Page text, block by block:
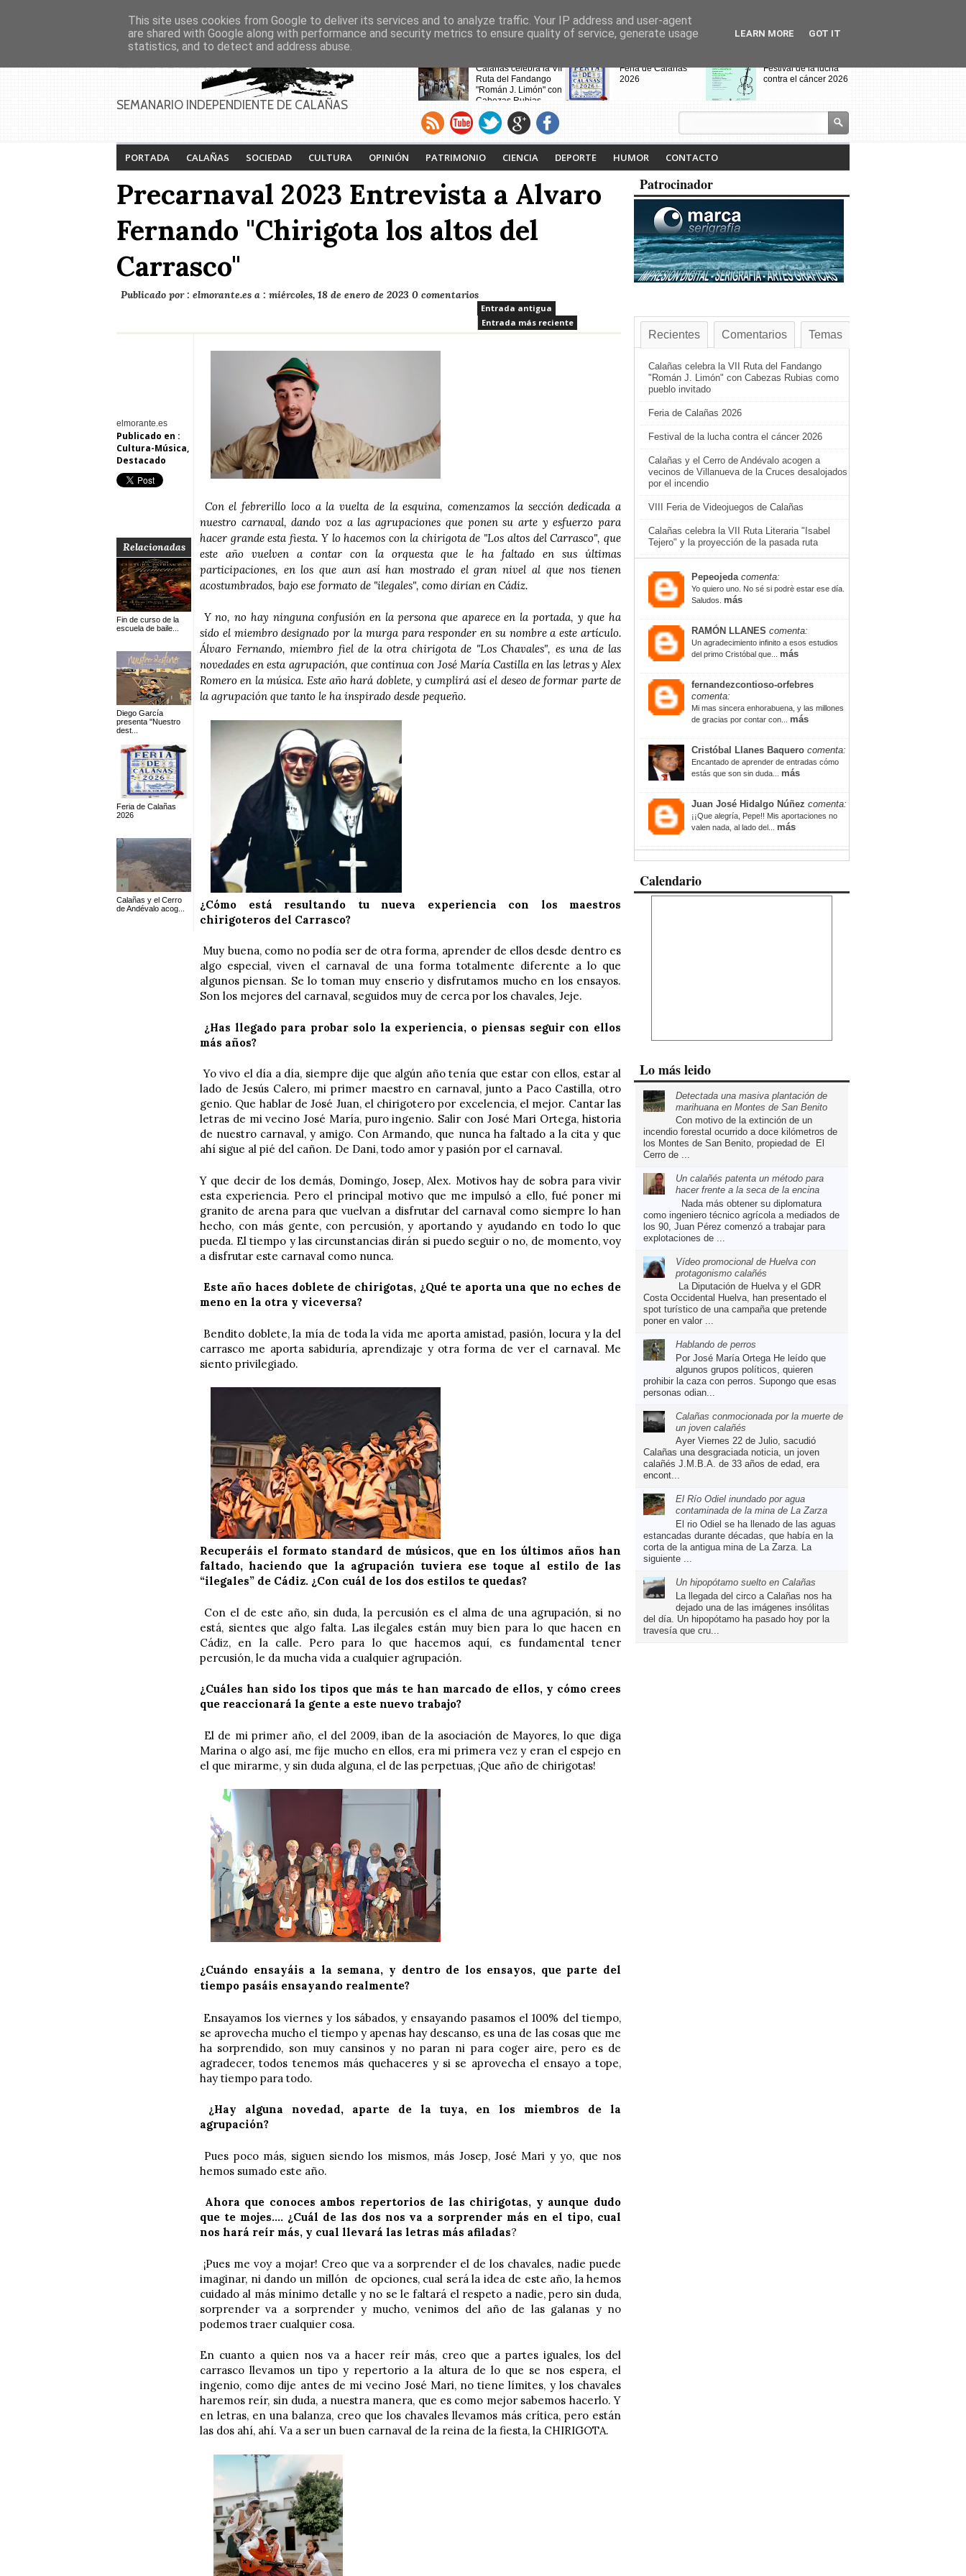
PAGINAS Inicio Contacto Anúnciate
SEMANARIO INDEPENDIENTE DE CALAÑAS
Calañas celebra la VII
Ruta del Fandango
"Román J. Limón" con
Cabezas Rubias
como pueblo invitado
Feria de Calañas
2026
Festival de la lucha
contra el cáncer 2026
Calañas y el Cerro de
vecinos de Villanueva
de la Cruces
desalojados por el
VIII Feria de
Calañas
pasada ruta
Calañas
PORTADA CALAÑAS SOCIEDAD CULTURA OPINIÓN PATRIMONIO CIENCIA DEPORTE HUMOR CONTACTO
Precarnaval 2023 Entrevista a Alvaro
Fernando "Chirigota los altos del
Carrasco"
Publicado por : elmorante.es a : miércoles, 18 de enero de 2023 0 comentarios
Entrada antigua
Entrada más reciente
elmorante.es
Publicado en :
Cultura-Música,
Destacado
Relacionadas
Fin de curso de la
escuela de baile...
Diego García
presenta "Nuestro
dest...
Feria de Calañas
2026
Calañas y el Cerro
de Andévalo acog...
Con el febrerillo loco a la vuelta de la esquina, comenzamos la sección dedicada a
nuestro carnaval, dando voz a las agrupaciones que ponen su arte y esfuerzo para
hacer grande esta fiesta. Y lo hacemos con la chirigota de "Los altos del Carrasco", que
este año vuelven a contar con la orquesta que le ha faltado en sus últimas
participaciones, en los que aun así han mostrado el gran nivel al que nos tienen
acostumbrados, bajo ese formato de "ilegales", como dirian en Cádiz.
Y no, no hay ninguna confusión en la persona que aparece en la portada, y que ha
sido el miembro designado por la murga para responder en su nombre a este artículo.
Álvaro Fernando, miembro fiel de la otra chirigota de "Los Chavales", es una de las
novedades en esta agrupación, que continua con José María Castilla en las letras y Alex
Romero en la música. Este año hará doblete, y cumplirá así el deseo de formar parte de
la agrupación que tanto le ha inspirado desde pequeño.
¿Cómo está resultando tu nueva experiencia con los maestros
chirigoteros del Carrasco?
Muy buena, como no podía ser de otra forma, aprender de ellos desde dentro es
algo especial, viven el carnaval de una forma totalmente diferente a lo que
algunos piensan. Se lo toman muy enserio y disfrutamos mucho en los ensayos.
Son los mejores del carnaval, seguidos muy de cerca por los chavales, Jeje.
¿Has llegado para probar solo la experiencia, o piensas seguir con ellos
más años?
Yo vivo el día a día, siempre dije que algún año tenía que estar con ellos, estar al
lado de Jesús Calero, mi primer maestro en carnaval, junto a Paco Castilla, otro
genio. Que hablar de José Juan, el chirigotero por excelencia, el mejor. Cantar las
letras de mi vecino José María, puro ingenio. Salir con José Mari Ortega, historia
de nuestro carnaval, y amigo. Con Armando, que nunca ha faltado a la cita y que
ahí sigue al pié del cañon. De Dani, todo amor y pasión por el carnaval.
Y que decir de los demás, Domingo, Josep, Alex. Motivos hay de sobra para vivir
esta experiencia. Pero el principal motivo que me impulsó a ello, fué poner mi
granito de arena para que vuelvan a disfrutar del carnaval como siempre lo han
hecho, con más gente, con percusión, y aportando y ayudando en todo lo que
pueda. El tiempo y las circunstancias dirán si puedo seguir o no, de momento, voy
a disfrutar este carnaval como nunca.
Este año haces doblete de chirigotas, ¿Qué te aporta una que no eches de
meno en la otra y viceversa?
Bendito doblete, la mía de toda la vida me aporta amistad, pasión, locura y la del
carrasco me aporta sabiduría, aprendizaje y otra forma de ver el carnaval. Me
siento privilegiado.
Recuperáis el formato standard de músicos, que en los últimos años han
faltado, haciendo que la agrupación tuviera ese toque al estilo de las
“ilegales” de Cádiz. ¿Con cuál de los dos estilos te quedas?
Con el de este año, sin duda, la percusión es el alma de una agrupación, si no
está, sientes que algo falta. Las ilegales están muy bien para lo que hacen en
Cádiz, en la calle. Pero para lo que hacemos aquí, es fundamental tener
percusión, le da mucha vida a cualquier agrupación.
¿Cuáles han sido los tipos que más te han marcado de ellos, y cómo crees
que reaccionará la gente a este nuevo trabajo?
El de mi primer año, el del 2009, iban de la asociación de Mayores, lo que diga
Marina o algo así, me fije mucho en ellos, era mi primera vez y eran el espejo en
el que mirarme, y sin duda alguna, el de las perpetuas, ¡Que año de chirigotas!
¿Cuándo ensayáis a la semana, y dentro de los ensayos, que parte del
tiempo pasáis ensayando realmente?
Ensayamos los viernes y los sábados, y ensayando pasamos el 100% del tiempo,
se aprovecha mucho el tiempo y apenas hay descanso, es una de las cosas que me
ha sorprendido, son muy cansinos y no paran ni para coger aire, pero es de
agradecer, todos tenemos más quehaceres y si se aprovecha el ensayo a tope,
hay tiempo para todo.
¿Hay alguna novedad, aparte de la tuya, en los miembros de la
agrupación?
Pues poco más, siguen siendo los mismos, más Josep, José Mari y yo, que nos
hemos sumado este año.
Ahora que conoces ambos repertorios de las chirigotas, y aunque dudo
que te mojes…. ¿Cuál de las dos nos va a sorprender más en el tipo, cual
nos hará reír más, y cual llevará las letras más afiladas?
¡Pues me voy a mojar! Creo que va a sorprender el de los chavales, nadie puede
imaginar, ni dando un millón de opciones, cual será la idea de este año, la hemos
cuidado al más mínimo detalle y no se le faltará el respeto a nadie, pero sin duda,
sorprender va a sorprender y mucho, venimos del año de las galanas y no
podemos traer cualquier cosa.
En cuanto a quien nos va a hacer reír más, creo que a partes iguales, los del
carrasco llevamos un tipo y repertorio a la altura de lo que se nos espera, el
ingenio, como dije antes de mi vecino José Mari, no tiene límites, y los chavales
haremos reír, sin duda, a nuestra manera, que es como mejor sabemos hacerlo. Y
en letras, en una balanza, creo que los chavales llevamos más crítica, pero están
las dos ahí, ahí. Va a ser un buen carnaval de la reina de la fiesta, la CHIRIGOTA.
Patrocinador
Recientes Comentarios Temas
Calañas celebra la VII Ruta del Fandango
"Román J. Limón" con Cabezas Rubias como
pueblo invitado
Feria de Calañas 2026
Festival de la lucha contra el cáncer 2026
Calañas y el Cerro de Andévalo acogen a
vecinos de Villanueva de la Cruces desalojados
por el incendio
VIII Feria de Videojuegos de Calañas
Calañas celebra la VII Ruta Literaria "Isabel
Tejero" y la proyección de la pasada ruta
Pepeojeda comenta:
Yo quiero uno. No sé si podrè estar ese día.
Saludos. más
RAMÓN LLANES comenta:
Un agradecimiento infinito a esos estudios
del primo Cristóbal que... más
fernandezcontioso-orfebres
comenta:
Mi mas sincera enhorabuena, y las millones
de gracias por contar con... más
Cristóbal Llanes Baquero comenta:
Encantado de aprender de entradas cómo
estás que son sin duda... más
Juan José Hidalgo Núñez comenta:
¡¡Que alegría, Pepe!! Mis aportaciones no
valen nada, al lado del... más
Calendario
Lo más leido
Detectada una masiva plantación de
marihuana en Montes de San Benito
Con motivo de la extinción de un
incendio forestal ocurrido a doce kilómetros de
los Montes de San Benito, propiedad de El
Cerro de ...
Un calañés patenta un método para
hacer frente a la seca de la encina
Nada más obtener su diplomatura
como ingeniero técnico agrícola a mediados de
los 90, Juan Pérez comenzó a trabajar para
explotaciones de ...
Vídeo promocional de Huelva con
protagonismo calañés
La Diputación de Huelva y el GDR
Costa Occidental Huelva, han presentado el
spot turístico de una campaña que pretende
poner en valor ...
Hablando de perros
Por José María Ortega He leído que
algunos grupos políticos, quieren
prohibir la caza con perros. Supongo que esas
personas odian...
Calañas conmocionada por la muerte de
un joven calañés
Ayer Viernes 22 de Julio, sacudió
Calañas una desgraciada noticia, un joven
calañés J.M.B.A. de 33 años de edad, era
encont...
El Río Odiel inundado por agua
contaminada de la mina de La Zarza
El rio Odiel se ha llenado de las aguas
estancadas durante décadas, que había en la
corta de la antigua mina de La Zarza. La
siguiente ...
Un hipopótamo suelto en Calañas
La llegada del circo a Calañas nos ha
dejado una de las imágenes insólitas
del día. Un hipopótamo ha pasado hoy por la
travesía que cru...
This site uses cookies from Google to deliver its services and to analyze traffic. Your IP address and user-agent
are shared with Google along with performance and security metrics to ensure quality of service, generate usage
statistics, and to detect and address abuse.
LEARN MORE GOT IT